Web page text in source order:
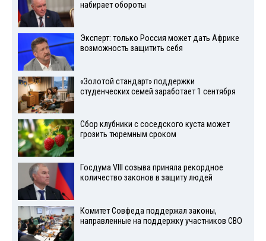
набирает обороты
Эксперт: только Россия может дать Африке
возможность защитить себя
«Золотой стандарт» поддержки
студенческих семей заработает 1 сентября
Сбор клубники с соседского куста может
грозить тюремным сроком
Госдума VIII созыва приняла рекордное
количество законов в защиту людей
Комитет Совфеда поддержал законы,
направленные на поддержку участников СВО